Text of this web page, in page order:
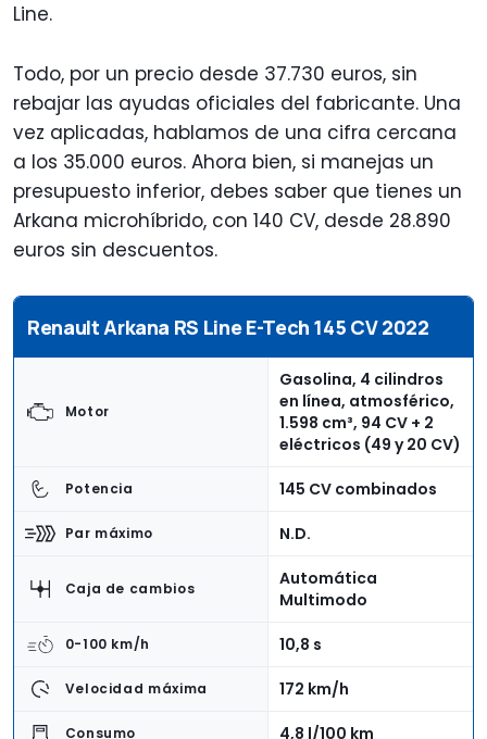
Line.
Todo, por un precio desde 37.730 euros, sin
rebajar las ayudas oficiales del fabricante. Una
vez aplicadas, hablamos de una cifra cercana
a los 35.000 euros. Ahora bien, si manejas un
presupuesto inferior, debes saber que tienes un
Arkana microhíbrido, con 140 CV, desde 28.890
euros sin descuentos.
Renault Arkana RS Line E-Tech 145 CV 2022
Motor
Gasolina, 4 cilindros
en línea, atmosférico,
1.598 cm³, 94 CV + 2
eléctricos (49 y 20 CV)
Potencia 145 CV combinados
Par máximo N.D.
Caja de cambios
Automática
Multimodo
0-100 km/h 10,8 s
Velocidad máxima 172 km/h
Consumo 4,8 l/100 km